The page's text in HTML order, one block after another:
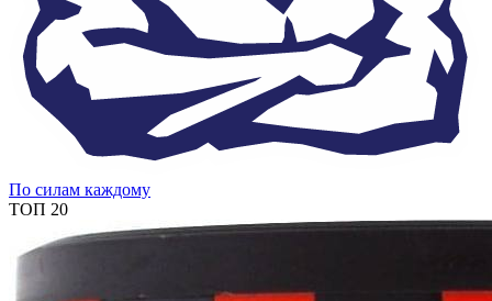
По силам каждому
ТОП 20